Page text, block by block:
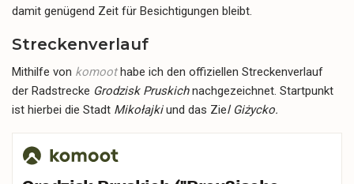
damit genügend Zeit für Besichtigungen bleibt.
Streckenverlauf
Mithilfe von komoothabe ich den offiziellen Streckenverlauf
der Radstrecke Grodzisk Pruskichnachgezeichnet. Startpunkt
ist hierbei die Stadt Mikołajkiund das Ziel Giżycko.